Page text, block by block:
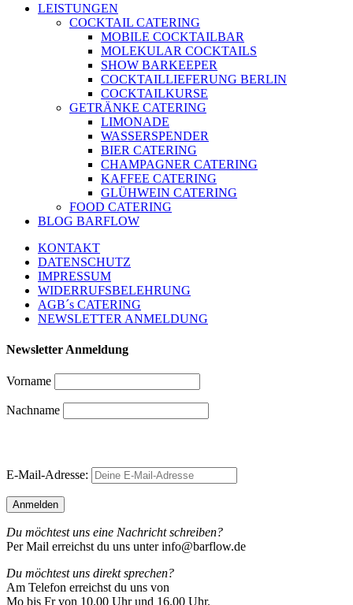
LEISTUNGEN
COCKTAIL CATERING
MOBILE COCKTAILBAR
MOLEKULAR COCKTAILS
SHOW BARKEEPER
COCKTAILLIEFERUNG BERLIN
COCKTAILKURSE
GETRÄNKE CATERING
LIMONADE
WASSERSPENDER
BIER CATERING
CHAMPAGNER CATERING
KAFFEE CATERING
GLÜHWEIN CATERING
FOOD CATERING
BLOG BARFLOW
KONTAKT
DATENSCHUTZ
IMPRESSUM
WIDERRUFSBELEHRUNG
AGB´s CATERING
NEWSLETTER ANMELDUNG
Newsletter Anmeldung
Vorname
Nachname
E-Mail-Adresse:
Du möchtest uns eine Nachricht schreiben?
Per Mail erreichst du uns unter info@barflow.de
Du möchtest uns direkt sprechen?
Am Telefon erreichst du uns von
Mo bis Fr von 10.00 Uhr und 16.00 Uhr.